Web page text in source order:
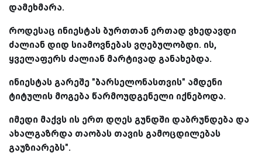
დამეხმარა.
როდესაც ინიესტას ბურთთან ერთად ვხედავდი
ძალიან დიდ სიამოვნებას ვღებულობდი. ის,
ყველაფერს ძალიან მარტივად განახებდა.
ინიესტას გარეშე "ბარსელონასთვის" ამდენი
ტიტულის მოგება წარმოუდგენელი იქნებოდა.
იმედი მაქვს ის ერთ დღეს გუნდში დაბრუნდება და
ახალგაზრდა თაობას თავის გამოცდილებას
გაუზიარებს".